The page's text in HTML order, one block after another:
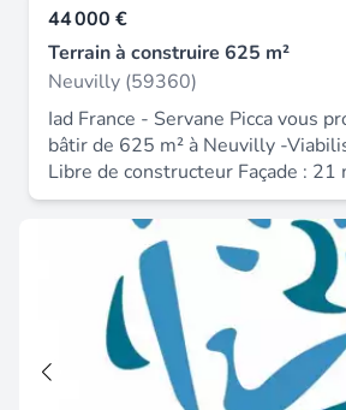
44 000 €
Terrain à construire 625 m²
Neuvilly (59360)
Iad France - Servane Picca vous
bâtir de 625 m² à Neuvilly -
Libre de constructeur Façade : 21
Profondeur : 30 mètres Voirie
d'Urbanisme Ub Autres lots
/ 602 m² / 889 m² N'attendez plus
cette occasion unique d'acquérir
et concrétiser votre projet.
maintenant pour plus de
avec projection construction non
Honoraires d'agence à la charge